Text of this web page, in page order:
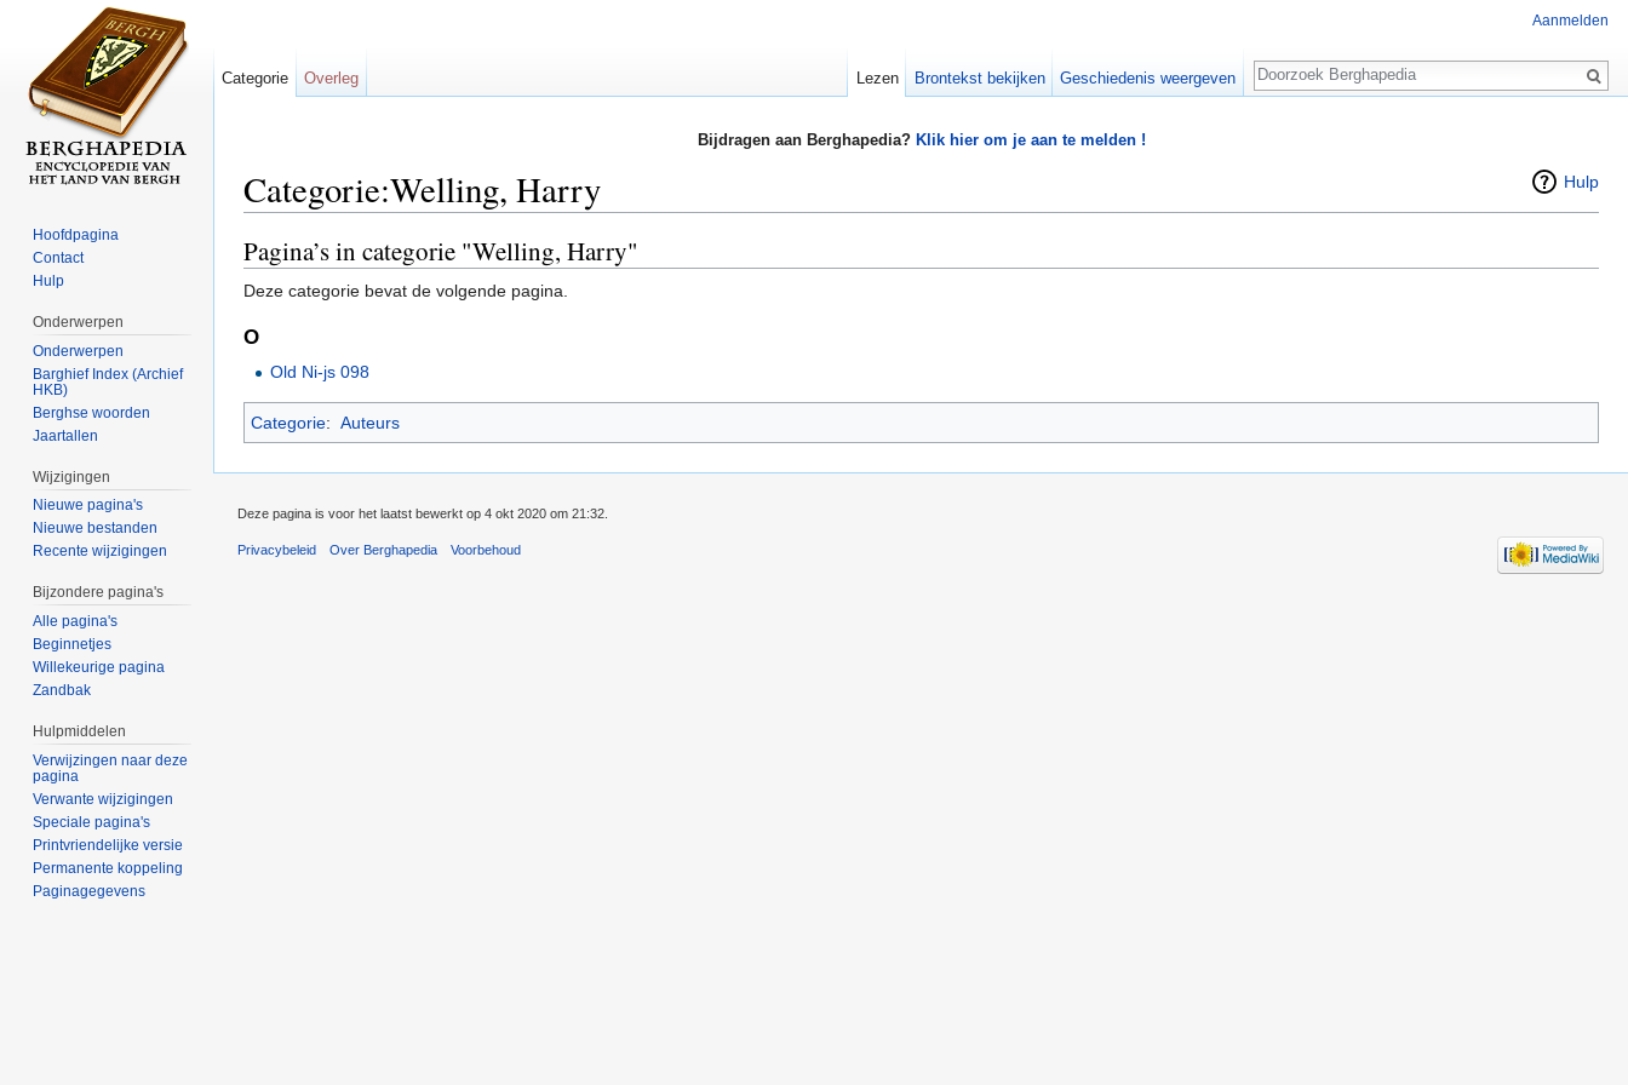
Bijdragen aan Berghapedia? Klik hier om je aan te melden !
Hulp
Categorie:Welling, Harry
Pagina’s in categorie "Welling, Harry"
Deze categorie bevat de volgende pagina.
O
Old Ni-js 098
Categorie: Auteurs
Aanmelden
Categorie Overleg Lezen Brontekst bekijken Geschiedenis weergeven
Zoeken
Hoofdpagina
Contact
Hulp
Onderwerpen
Onderwerpen
Barghief Index (Archief
HKB)
Berghse woorden
Jaartallen
Wijzigingen
Nieuwe pagina's
Nieuwe bestanden
Recente wijzigingen
Bijzondere pagina's
Alle pagina's
Beginnetjes
Willekeurige pagina
Zandbak
Hulpmiddelen
Verwijzingen naar deze
pagina
Verwante wijzigingen
Speciale pagina's
Printvriendelijke versie
Permanente koppeling
Paginagegevens
Deze pagina is voor het laatst bewerkt op 4 okt 2020 om 21:32.
Privacybeleid Over Berghapedia Voorbehoud